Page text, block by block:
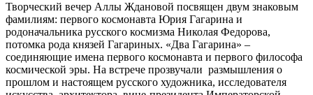
Творческий вечер Аллы Ждановой посвящен двум знаковым
фамилиям: первого космонавта Юрия Гагарина и
родоначальника русского космизма Николая Федорова,
потомка рода князей Гагариных. «Два Гагарина» –
соединяющие имена первого космонавта и первого философа
космической эры. На встрече прозвучали размышления о
прошлом и настоящем русского художника, исследователя